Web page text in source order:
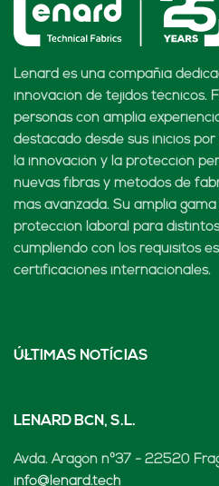
Lenard es una compañía
innovación de tejidos técnicos.
personas con amplia
destacado desde sus inicios
la innovación y la protección
nuevas fibras y métodos de
más avanzada. Su amplia
protección laboral para
cumpliendo con los requisitos
certificaciones internacionales.
ÚLTIMAS NOTÍCIAS
LENARD BCN, S.L.
Avda. Aragón nº37 - 22520
info@lenard.tech